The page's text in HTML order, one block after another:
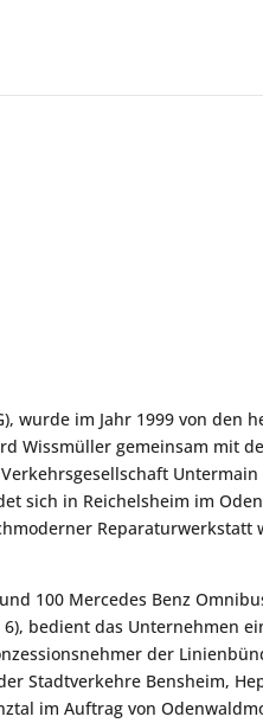
wurde im Jahr 1999 von den
Wissmüller gemeinsam mit
Untermain
sich in Reichelsheim im
Reparaturwerkstatt
100 Mercedes Benz
bedient das Unternehmen
der
Stadtverkehre Bensheim,
im Auftrag von